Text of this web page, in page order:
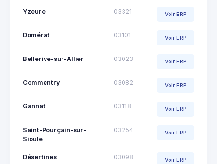
Yzeure 03321 Voir ERP
Domérat 03101 Voir ERP
Bellerive-sur-Allier 03023 Voir ERP
Commentry 03082 Voir ERP
Gannat 03118 Voir ERP
Saint-Pourçain-sur-
Sioule
03254 Voir ERP
Désertines 03098 Voir ERP